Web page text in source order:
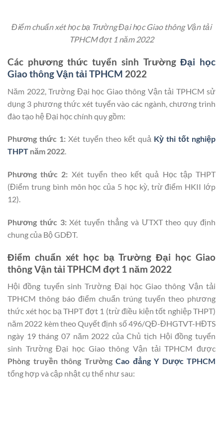
Điểm chuẩn xét học bạ Trường Đại học Giao thông Vận tải
TPHCM đợt 1 năm 2022
Các phương thức tuyển sinh TrườngĐại học
Giao thông Vận tải TPHCM 2022
Năm 2022, Trường Đại học Giao thông Vận tải TPHCM sử
dụng 3 phương thức xét tuyển vào các ngành, chương trình
đào tạo hệ Đại học chính quy gồm:
Phương thức 1: Xét tuyển theo kết quả Kỳ thi tốt nghiệp
THPT năm 2022.
Phương thức 2: Xét tuyển theo kết quả Học tập THPT
(Điểm trung bình môn học của 5 học kỳ, trừ điểm HKII lớp
12).
Phương thức 3:Xét tuyển thẳng và ƯTXT theo quy định
chung của Bộ GDĐT.
Điểm chuẩn xét học bạ Trường Đại học Giao
thông Vận tải TPHCM đợt 1 năm 2022
Hội đồng tuyển sinh Trường Đại học Giao thông Vận tải
TPHCM thông báo điểm chuẩn trúng tuyển theo phương
thức xét học bạ THPT đợt 1 (trừ điều kiện tốt nghiệp THPT)
năm 2022 kèm theo Quyết định số 496/QĐ-ĐHGTVT-HĐTS
ngày 19 tháng 07 năm 2022 của Chủ tịch Hội đồng tuyển
sinh Trường Đại học Giao thông Vận tải TPHCM được
Phòng truyền thông Trường Cao đẳng Y Dược TPHCM
tổng hợp và cập nhật cụ thể như sau: